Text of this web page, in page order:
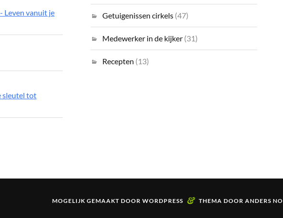
Leven vanuit je
sleutel tot
Getuigenissen cirkels (47)
Medewerker in de kijker (31)
Recepten (13)
MOGELIJK GEMAAKT DOOR WORDPRESS & THEMA DOOR ANDERS